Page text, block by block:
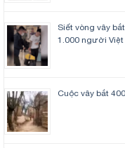
Siết vòng vây
1.000 người Việt
Cuộc vây bắt